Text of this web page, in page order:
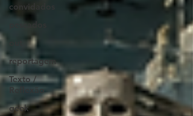
convidados
pescados
reportagem
Texto /
Reflexão
geek